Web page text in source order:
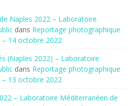
Naples 2022 – Laboratoire
dans Reportage photographique
14 octobre 2022
(Naples 2022) – Laboratoire
dans Reportage photographique
13 octobre 2022
– Laboratoire Méditerranéen de